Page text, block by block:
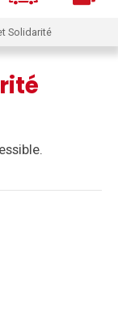
Solidarité